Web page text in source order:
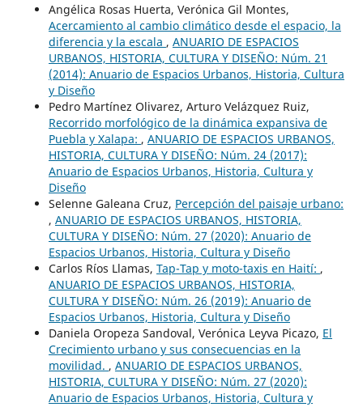
Angélica Rosas Huerta, Verónica Gil Montes,
Acercamiento al cambio climático desde el espacio, la
diferencia y la escala , ANUARIO DE ESPACIOS
URBANOS, HISTORIA, CULTURA Y DISEÑO: Núm. 21
(2014): Anuario de Espacios Urbanos, Historia, Cultura
y Diseño
Pedro Martínez Olivarez, Arturo Velázquez Ruiz,
Recorrido morfológico de la dinámica expansiva de
Puebla y Xalapa: , ANUARIO DE ESPACIOS URBANOS,
HISTORIA, CULTURA Y DISEÑO: Núm. 24 (2017):
Anuario de Espacios Urbanos, Historia, Cultura y
Diseño
Selenne Galeana Cruz, Percepción del paisaje urbano:
, ANUARIO DE ESPACIOS URBANOS, HISTORIA,
CULTURA Y DISEÑO: Núm. 27 (2020): Anuario de
Espacios Urbanos, Historia, Cultura y Diseño
Carlos Ríos Llamas, Tap-Tap y moto-taxis en Haití: ,
ANUARIO DE ESPACIOS URBANOS, HISTORIA,
CULTURA Y DISEÑO: Núm. 26 (2019): Anuario de
Espacios Urbanos, Historia, Cultura y Diseño
Daniela Oropeza Sandoval, Verónica Leyva Picazo, El
Crecimiento urbano y sus consecuencias en la
movilidad. , ANUARIO DE ESPACIOS URBANOS,
HISTORIA, CULTURA Y DISEÑO: Núm. 27 (2020):
Anuario de Espacios Urbanos, Historia, Cultura y